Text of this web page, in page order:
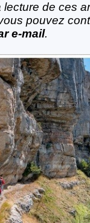
lecture de ces
pouvez
e-mail.